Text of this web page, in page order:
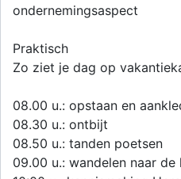
ondernemingsaspect
Praktisch
Zo ziet je dag op
08.00 u.: opstaan en
08.30 u.: ontbijt
08.50 u.: tanden poetsen
09.00 u.: wandelen naar